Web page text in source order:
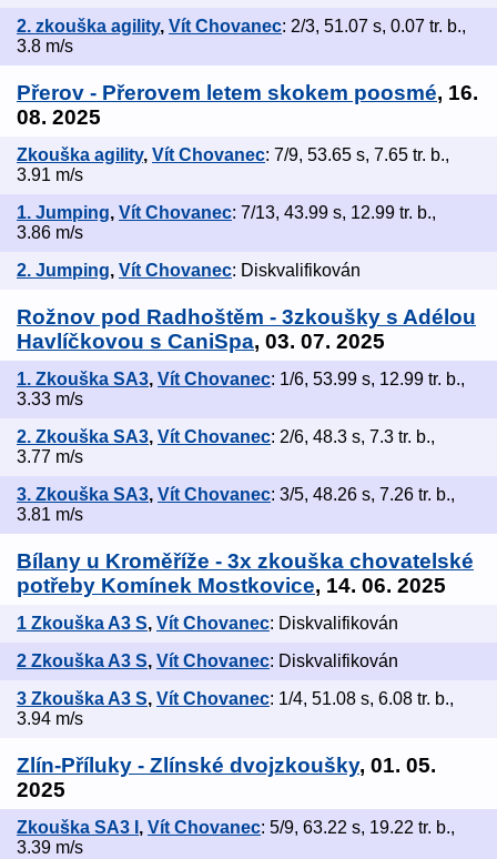
2. zkouška agility, Vít Chovanec: 2/3, 51.07 s, 0.07 tr. b.,
3.8 m/s
Přerov - Přerovem letem skokem poosmé, 16.
08. 2025
Zkouška agility, Vít Chovanec: 7/9, 53.65 s, 7.65 tr. b.,
3.91 m/s
1. Jumping, Vít Chovanec: 7/13, 43.99 s, 12.99 tr. b.,
3.86 m/s
2. Jumping, Vít Chovanec: Diskvalifikován
Rožnov pod Radhoštěm - 3zkoušky s Adélou
Havlíčkovou s CaniSpa, 03. 07. 2025
1. Zkouška SA3, Vít Chovanec: 1/6, 53.99 s, 12.99 tr. b.,
3.33 m/s
2. Zkouška SA3, Vít Chovanec: 2/6, 48.3 s, 7.3 tr. b.,
3.77 m/s
3. Zkouška SA3, Vít Chovanec: 3/5, 48.26 s, 7.26 tr. b.,
3.81 m/s
Bílany u Kroměříže - 3x zkouška chovatelské
potřeby Komínek Mostkovice, 14. 06. 2025
1 Zkouška A3 S, Vít Chovanec: Diskvalifikován
2 Zkouška A3 S, Vít Chovanec: Diskvalifikován
3 Zkouška A3 S, Vít Chovanec: 1/4, 51.08 s, 6.08 tr. b.,
3.94 m/s
Zlín-Příluky - Zlínské dvojzkoušky, 01. 05.
2025
Zkouška SA3 I , Vít Chovanec: 5/9, 63.22 s, 19.22 tr. b.,
3.39 m/s